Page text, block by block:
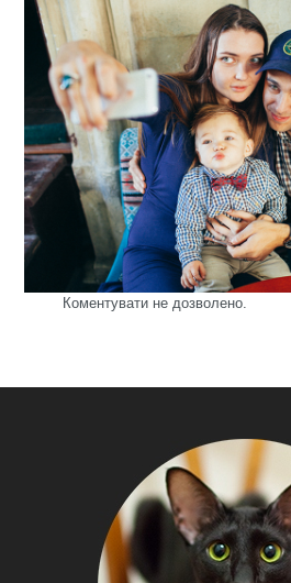
Коментувати не дозволено.